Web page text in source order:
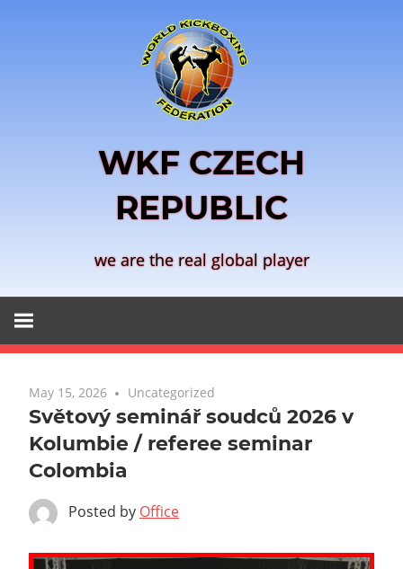
WKF CZECH
REPUBLIC
we are the real global player
May 15, 2026 Uncategorized
Světový seminář soudců 2026 v
Kolumbie / referee seminar
Colombia
Posted by Office